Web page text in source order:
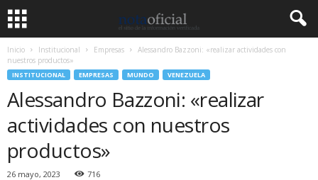
Inicio Institucional Empresas
Alessandro Bazzoni: «realizar actividades con
nuestros productos»
INSTITUCIONAL EMPRESAS MUNDO VENEZUELA
Alessandro Bazzoni: «realizar
actividades con nuestros
productos»
26 mayo, 2023 716